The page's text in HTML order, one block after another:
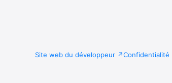
Site web du développeur Confidentialité